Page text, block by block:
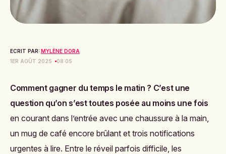
ECRIT PAR: MYLÈNE DORA
1ER AOÛT 2025
08:05
Comment gagner du temps le matin ? C’est une
question qu’on s’est toutes posée au moins une fois
en courant dans l’entrée avec une chaussure à la main,
un mug de café encore brûlant et trois notifications
urgentes à lire. Entre le réveil parfois difficile, les